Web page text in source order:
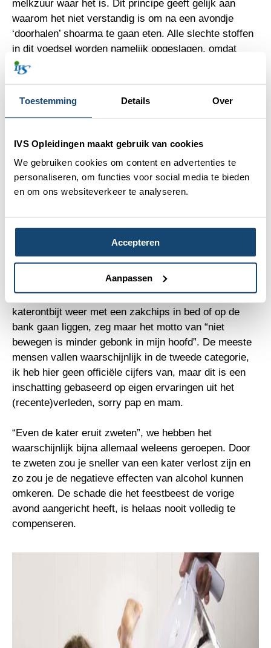
Toestemming Details Over
IVS Opleidingen maakt gebruik van cookies
We gebruiken cookies om content en advertenties te
personaliseren, om functies voor social media te bieden
en om ons websiteverkeer te analyseren.
Accepteren
Aanpassen
melkzuur waar het is. Dit principe geeft gelijk aan
waarom het niet verstandig is om na een avondje
‘doorhalen’ shoarma te gaan eten. Alle slechte stoffen
in dit voedsel worden namelijk opgeslagen, omdat
eerst de alcohol uit het lichaam moet.
Naar bed of naar de sportschool?
Alcohol heeft tevens een pijndempende werking,
hebt een grotere kans op blessures.
Kortom alcohol voor het sporten is niet verstandig,
maar wat als we het nu is omdraaien en gaan sporten
De meeste mensen zijn wel even uitgeschakeld na
een nacht flink doorhalen. Hierin onderscheiden we
twee typen, mensen met het motto “lekker zweten is
sneller herstellen” en mensen die na een vet
katerontbijt weer met een zakchips in bed of op de
bank gaan liggen, zeg maar het motto van “niet
bewegen is minder gebonk in mijn hoofd”. De meeste
mensen vallen waarschijnlijk in de tweede categorie,
ik heb hier geen officiële cijfers van, maar dit is een
inschatting gebaseerd op eigen ervaringen uit het
(recente)verleden, sorry pap en mam.
“Even de kater eruit zweten”, we hebben het
waarschijnlijk bijna allemaal weleens geroepen. Door
te zweten zou je sneller van een kater verlost zijn en
zo zou je de negatieve effecten van alcohol kunnen
omkeren. De schade die het feestbeest de vorige
avond aangericht heeft, is helaas nooit volledig te
compenseren.